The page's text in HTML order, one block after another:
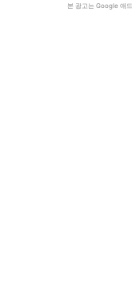
본 광고는 Google 애